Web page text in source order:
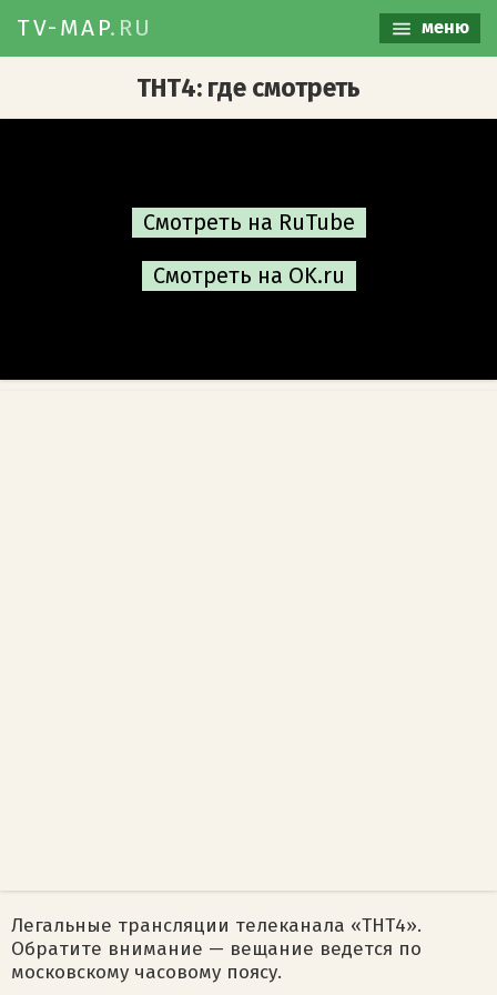
TV-MAP.RU меню
ТНТ4: где смотреть
Легальные трансляции телеканала «ТНТ4».
Обратите внимание — вещание ведется по
московскому часовому поясу.